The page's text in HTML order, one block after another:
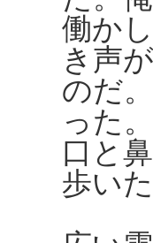
働か
き声
のだ
った
口と
歩いた